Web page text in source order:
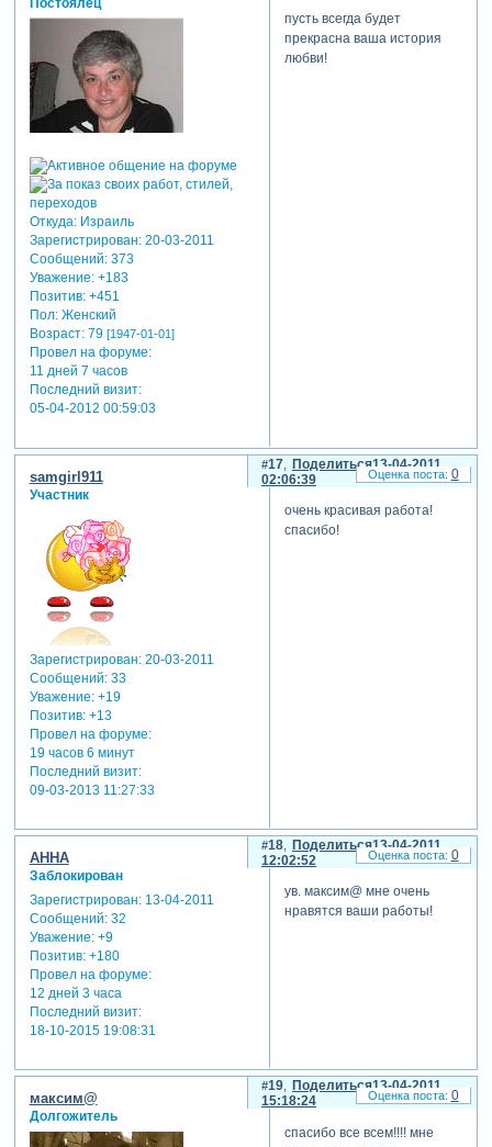
Откуда:Израиль
Зарегистрирован: 20-03-2011
Сообщений:373
Уважение: +183
Позитив: +451
Пол:Женский
Возраст:79 [1947-01-01]
Провел на форуме:
11 дней 7 часов
Последний визит:
05-04-2012 00:59:03
пусть всегда будет
прекрасна ваша история
любви!
Поделиться
17
13-04-2011
02:06:39
samgirl911
Участник
Зарегистрирован: 20-03-2011
Сообщений:33
Уважение: +19
Позитив: +13
Провел на форуме:
19 часов 6 минут
Последний визит:
09-03-2013 11:27:33
очень красивая работа!
спасибо!
0
Поделиться
18
13-04-2011
12:02:52
АННА
Заблокирован
Зарегистрирован: 13-04-2011
Сообщений:32
Уважение: +9
Позитив: +180
Провел на форуме:
12 дней 3 часа
Последний визит:
18-10-2015 19:08:31
ув. максим@ мне очень
нравятся ваши работы!
0
Поделиться
19
13-04-2011
15:18:24
максим@
Долгожитель
спасибо все всем!!!! мне
0